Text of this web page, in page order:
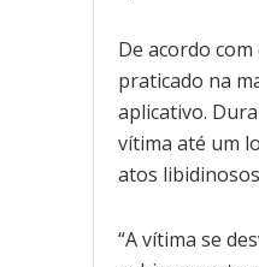
De acordo
praticado na
aplicativo.
vítima até um
atos
“A vítima se